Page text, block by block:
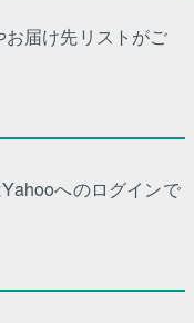
届け先リストがご
へのログインで